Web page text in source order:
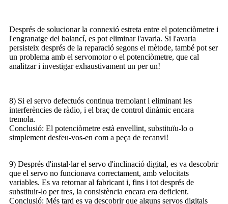
Després de solucionar la connexió estreta entre el potenciòmetre i
l'engranatge del balancí, es pot eliminar l'avaria. Si l'avaria
persisteix després de la reparació segons el mètode, també pot ser
un problema amb el servomotor o el potenciòmetre, que cal
analitzar i investigar exhaustivament un per un!
8) Si el servo defectuós continua tremolant i eliminant les
interferències de ràdio, i el braç de control dinàmic encara
tremola.
Conclusió: El potenciòmetre està envellint, substituïu-lo o
simplement desfeu-vos-en com a peça de recanvi!
9) Després d'instal·lar el servo d'inclinació digital, es va descobrir
que el servo no funcionava correctament, amb velocitats
variables. Es va retornar al fabricant i, fins i tot després de
substituir-lo per tres, la consistència encara era deficient.
Conclusió: Més tard es va descobrir que alguns servos digitals